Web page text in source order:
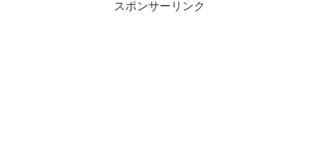
スポンサーリンク